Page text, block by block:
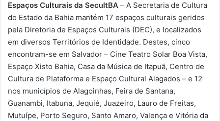
Espaços Culturais da SecultBA – A Secretaria de Cultura
do Estado da Bahia mantém 17 espaços culturais geridos
pela Diretoria de Espaços Culturais (DEC), e localizados
em diversos Territórios de Identidade. Destes, cinco
encontram-se em Salvador – Cine Teatro Solar Boa Vista,
Espaço Xisto Bahia, Casa da Música de Itapuã, Centro de
Cultura de Plataforma e Espaço Cultural Alagados – e 12
nos municípios de Alagoinhas, Feira de Santana,
Guanambi, Itabuna, Jequié, Juazeiro, Lauro de Freitas,
Mutuípe, Porto Seguro, Santo Amaro, Valença e Vitória da